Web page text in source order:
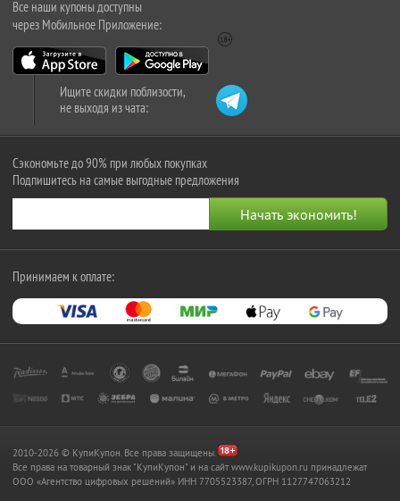
Все наши купоны доступны
через Мобильное Приложение:
Ищите скидки поблизости,
не выходя из чата:
Сэкономьте до 90% при любых покупках
Подпишитесь на самые выгодные предложения
Принимаем к оплате:
2010-2026 © КупиКупон. Все права защищены.
Все права на товарный знак "КупиКупон" и на сайт www.kupikupon.ru принадлежат
OOO «Агентство цифровых решений» ИНН 7705523387, ОГРН 1127747063212